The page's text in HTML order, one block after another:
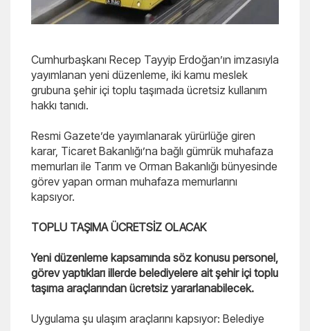
Cumhurbaşkanı Recep Tayyip Erdoğan’ın imzasıyla
yayımlanan yeni düzenleme, iki kamu meslek
grubuna şehir içi toplu taşımada ücretsiz kullanım
hakkı tanıdı.
Resmi Gazete’de yayımlanarak yürürlüğe giren
karar, Ticaret Bakanlığı’na bağlı gümrük muhafaza
memurları ile Tarım ve Orman Bakanlığı bünyesinde
görev yapan orman muhafaza memurlarını
kapsıyor.
TOPLU TAŞIMA ÜCRETSİZ OLACAK
Yeni düzenleme kapsamında söz konusu personel,
görev yaptıkları illerde belediyelere ait şehir içi toplu
taşıma araçlarından ücretsiz yararlanabilecek.
Uygulama şu ulaşım araçlarını kapsıyor: Belediye